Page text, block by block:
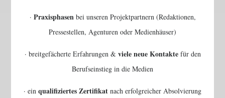
· Praxisphasenbei unseren Projektpartnern (Redaktionen,
Pressestellen, Agenturen oder Medienhäuser)
· breitgefächerte Erfahrungen & viele neue Kontaktefür den
Berufseinstieg in die Medien
· ein qualifiziertes Zertifikat nach erfolgreicher Absolvierung